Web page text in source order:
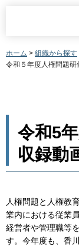
ホーム > 組織から探す
令和５年度人権問題
令和5
収録動
人権問題と人権教
業内における従業
経営者や管理職等
す。今年度も、香